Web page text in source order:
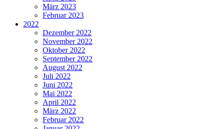
März 2023
Februar 2023
2022
Dezember 2022
November 2022
Oktober 2022
September 2022
August 2022
Juli 2022
Juni 2022
Mai 2022
April 2022
März 2022
Februar 2022